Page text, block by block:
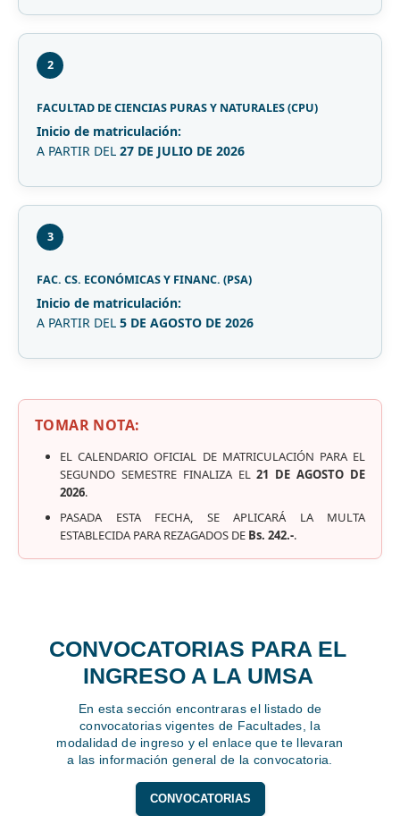
2
FACULTAD DE CIENCIAS PURAS Y NATURALES (CPU)
Inicio de matriculación:
A PARTIR DEL 27 DE JULIO DE 2026
3
FAC. CS. ECONÓMICAS Y FINANC. (PSA)
Inicio de matriculación:
A PARTIR DEL 5 DE AGOSTO DE 2026
TOMAR NOTA:
EL CALENDARIO OFICIAL DE MATRICULACIÓN PARA EL
SEGUNDO SEMESTRE FINALIZA EL21 DE AGOSTO DE
2026.
PASADA ESTA FECHA, SE APLICARÁ LA MULTA
ESTABLECIDA PARA REZAGADOS DE Bs. 242.-.
CONVOCATORIAS PARA EL
INGRESO A LA UMSA
En esta sección encontraras el listado de
convocatorias vigentes de Facultades, la
modalidad de ingreso y el enlace que te llevaran
a las información general de la convocatoria.
CONVOCATORIAS